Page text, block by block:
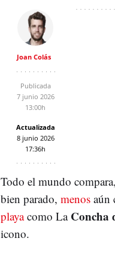
Joan Colás
Publicada
7 junio 2026
13:00h
Actualizada
8 junio 2026
17:36h
Todo el mundo
bien parado, menos aún
playacomo LaConcha
icono.